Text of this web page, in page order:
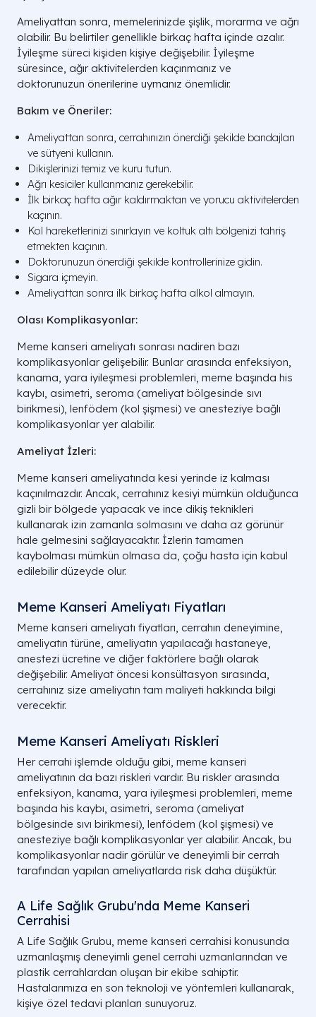
Ameliyattan sonra, memelerinizde şişlik, morarma ve ağrı
olabilir. Bu belirtiler genellikle birkaç hafta içinde azalır.
İyileşme süreci kişiden kişiye değişebilir. İyileşme
süresince, ağır aktivitelerden kaçınmanız ve
doktorunuzun önerilerine uymanız önemlidir.
Bakım ve Öneriler:
Ameliyattan sonra, cerrahınızın önerdiği şekilde bandajları
ve sütyeni kullanın.
Dikişlerinizi temiz ve kuru tutun.
Ağrı kesiciler kullanmanız gerekebilir.
İlk birkaç hafta ağır kaldırmaktan ve yorucu aktivitelerden
kaçının.
Kol hareketlerinizi sınırlayın ve koltuk altı bölgenizi tahriş
etmekten kaçının.
Doktorunuzun önerdiği şekilde kontrollerinize gidin.
Sigara içmeyin.
Ameliyattan sonra ilk birkaç hafta alkol almayın.
Olası Komplikasyonlar:
Meme kanseri ameliyatı sonrası nadiren bazı
komplikasyonlar gelişebilir. Bunlar arasında enfeksiyon,
kanama, yara iyileşmesi problemleri, meme başında his
kaybı, asimetri, seroma (ameliyat bölgesinde sıvı
birikmesi), lenfödem (kol şişmesi) ve anesteziye bağlı
komplikasyonlar yer alabilir.
Ameliyat İzleri:
Meme kanseri ameliyatında kesi yerinde iz kalması
kaçınılmazdır. Ancak, cerrahınız kesiyi mümkün olduğunca
gizli bir bölgede yapacak ve ince dikiş teknikleri
kullanarak izin zamanla solmasını ve daha az görünür
hale gelmesini sağlayacaktır. İzlerin tamamen
kaybolması mümkün olmasa da, çoğu hasta için kabul
edilebilir düzeyde olur.
Meme Kanseri Ameliyatı Fiyatları
Meme kanseri ameliyatı fiyatları, cerrahın deneyimine,
ameliyatın türüne, ameliyatın yapılacağı hastaneye,
anestezi ücretine ve diğer faktörlere bağlı olarak
değişebilir. Ameliyat öncesi konsültasyon sırasında,
cerrahınız size ameliyatın tam maliyeti hakkında bilgi
verecektir.
Meme Kanseri Ameliyatı Riskleri
Her cerrahi işlemde olduğu gibi, meme kanseri
ameliyatının da bazı riskleri vardır. Bu riskler arasında
enfeksiyon, kanama, yara iyileşmesi problemleri, meme
başında his kaybı, asimetri, seroma (ameliyat
bölgesinde sıvı birikmesi), lenfödem (kol şişmesi) ve
anesteziye bağlı komplikasyonlar yer alabilir. Ancak, bu
komplikasyonlar nadir görülür ve deneyimli bir cerrah
tarafından yapılan ameliyatlarda risk daha düşüktür.
A Life Sağlık Grubu'nda Meme Kanseri
Cerrahisi
A Life Sağlık Grubu, meme kanseri cerrahisi konusunda
uzmanlaşmış deneyimli genel cerrahi uzmanlarından ve
plastik cerrahlardan oluşan bir ekibe sahiptir.
Hastalarımıza en son teknoloji ve yöntemleri kullanarak,
kişiye özel tedavi planları sunuyoruz.